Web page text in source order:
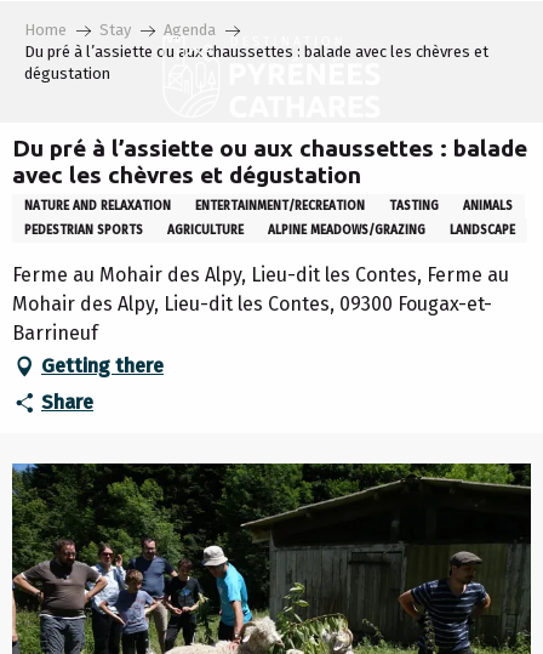
contenu
Home Stay
Agenda
Du pré à l’assiette ou aux chaussettes : balade avec les chèvres et
dégustation
Du pré à l’assiette ou aux chaussettes : balade
avec les chèvres et dégustation
NATURE AND RELAXATION ENTERTAINMENT/RECREATION TASTING
ANIMALS
PEDESTRIAN SPORTS
AGRICULTURE ALPINE MEADOWS/GRAZING LANDSCAPE
Ferme au Mohair des Alpy, Lieu-dit les Contes, Ferme au
Mohair des Alpy, Lieu-dit les Contes, 09300 Fougax-et-
Barrineuf
Getting there
Share